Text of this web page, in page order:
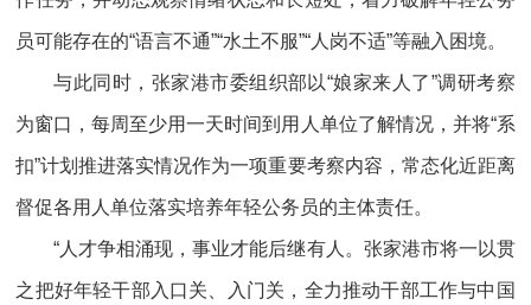
员可能存在的“语言不通”“水土不服”“人岗不适”等融入困境。
与此同时，张家港市委组织部以“娘家来人了”调研考察
为窗口，每周至少用一天时间到用人单位了解情况，并将“系
扣”计划推进落实情况作为一项重要考察内容，常态化近距离
督促各用人单位落实培养年轻公务员的主体责任。
“人才争相涌现，事业才能后继有人。张家港市将一以贯
之把好年轻干部入口关、入门关，全力推动干部工作与中国